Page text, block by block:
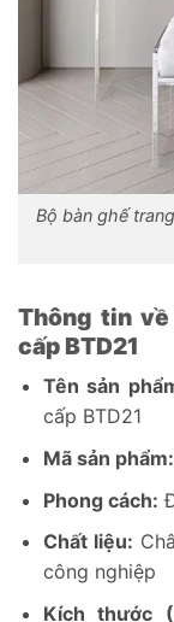
Bộ bàn ghế
Thông tin
cấp BTD21
Tên sản
cấp BTD21
Mã sản phẩm:
Phong cách:
Chất liệu:
công nghiệp
Kích thước